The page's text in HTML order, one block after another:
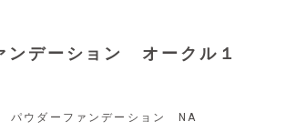
ンデーション オークル１
パウダーファンデーション NA